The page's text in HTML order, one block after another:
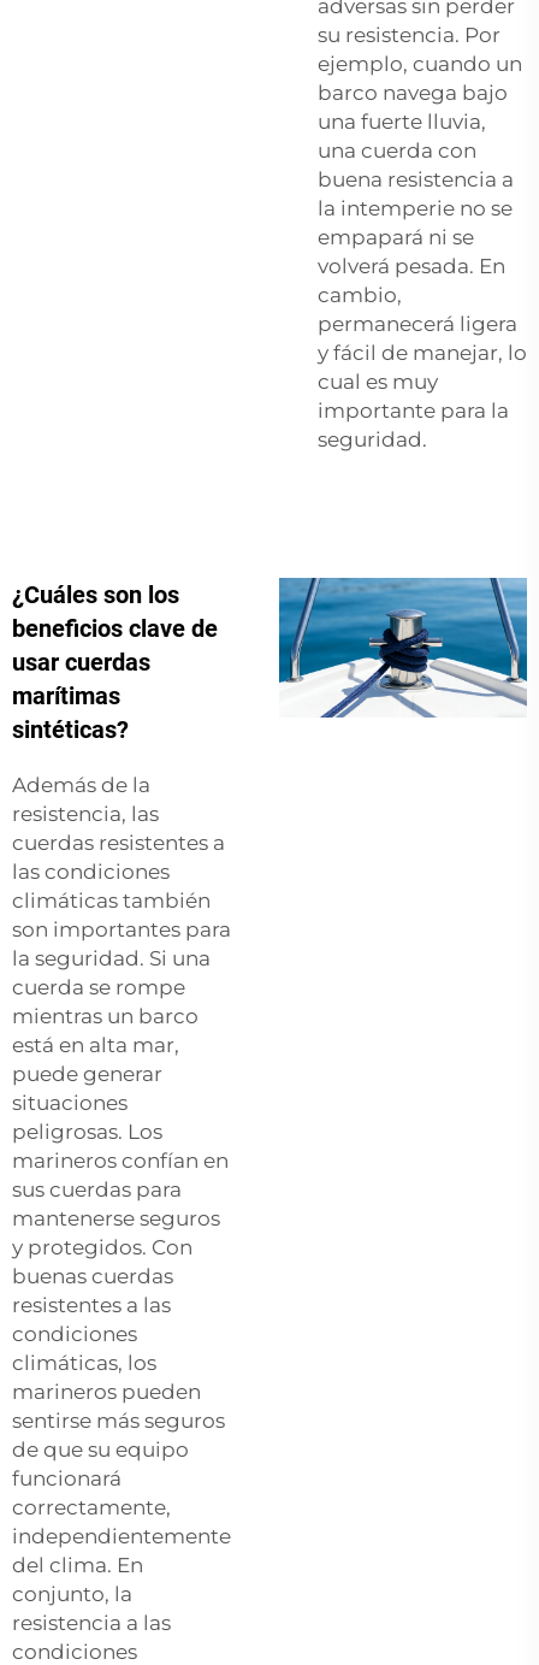
adversas sin perder
su resistencia. Por
ejemplo, cuando un
barco navega bajo
una fuerte lluvia,
una cuerda con
buena resistencia a
la intemperie no se
empapará ni se
volverá pesada. En
cambio,
permanecerá ligera
y fácil de manejar, lo
cual es muy
importante para la
seguridad.
¿Cuáles son los
beneficios clave de
usar cuerdas
marítimas
sintéticas?
Además de la
resistencia, las
cuerdas resistentes a
las condiciones
climáticas también
son importantes para
la seguridad. Si una
cuerda se rompe
mientras un barco
está en alta mar,
puede generar
situaciones
peligrosas. Los
marineros confían en
sus cuerdas para
mantenerse seguros
y protegidos. Con
buenas cuerdas
resistentes a las
condiciones
climáticas, los
marineros pueden
sentirse más seguros
de que su equipo
funcionará
correctamente,
independientemente
del clima. En
conjunto, la
resistencia a las
condiciones